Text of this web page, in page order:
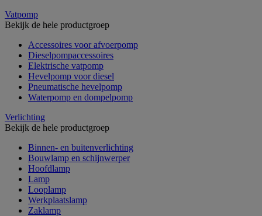
Vatpomp
Bekijk de hele productgroep
Accessoires voor afvoerpomp
Dieselpompaccessoires
Elektrische vatpomp
Hevelpomp voor diesel
Pneumatische hevelpomp
Waterpomp en dompelpomp
Verlichting
Bekijk de hele productgroep
Binnen- en buitenverlichting
Bouwlamp en schijnwerper
Hoofdlamp
Lamp
Looplamp
Werkplaatslamp
Zaklamp